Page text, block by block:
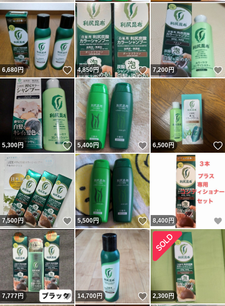
6,680円 いいね！
4,850円 いいね！
7,200円
5,300円 いいね！
5,400円 いいね！
6,500円
7,500円 いいね！
5,500円 いいね！
8,400 円
7,777円 いいね！
14,700円 いいね！
2,300円